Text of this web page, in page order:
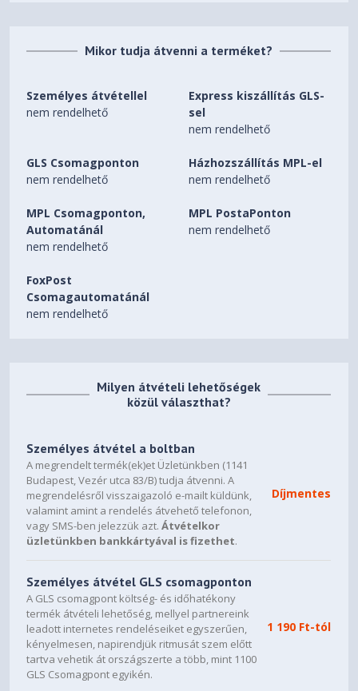
Mikor tudja átvenni a terméket?
Személyes átvétellel
nem rendelhető
Express kiszállítás GLS-
sel
nem rendelhető
GLS Csomagponton
nem rendelhető
Házhozszállítás MPL-el
nem rendelhető
MPL Csomagponton,
Automatánál
nem rendelhető
MPL PostaPonton
nem rendelhető
FoxPost
Csomagautomatánál
nem rendelhető
Milyen átvételi lehetőségek
közül választhat?
Személyes átvétel a boltban
A megrendelt termék(ek)et Üzletünkben (1141
Budapest, Vezér utca 83/B) tudja átvenni. A
megrendelésről visszaigazoló e-mailt küldünk,
valamint amint a rendelés átvehető telefonon,
vagy SMS-ben jelezzük azt.Átvételkor
üzletünkben bankkártyával is fizethet.
Díjmentes
Személyes átvétel GLS csomagponton
A GLS csomagpont költség- és időhatékony
termék átvételi lehetőség, mellyel partnereink
leadott internetes rendeléseiket egyszerűen,
kényelmesen, napirendjük ritmusát szem előtt
tartva vehetik át országszerte a több, mint 1100
GLS Csomagpont egyikén.
1 190 Ft-tól